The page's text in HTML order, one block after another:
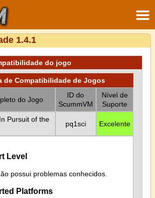
1.4.1
do jogo
de Compatibilidade de Jogos
do Jogo
ID do
ScummVM
Nível de
Suporte
Pursuit of the
pq1sci Excelente
Level
possui problemas conhecidos.
Platforms